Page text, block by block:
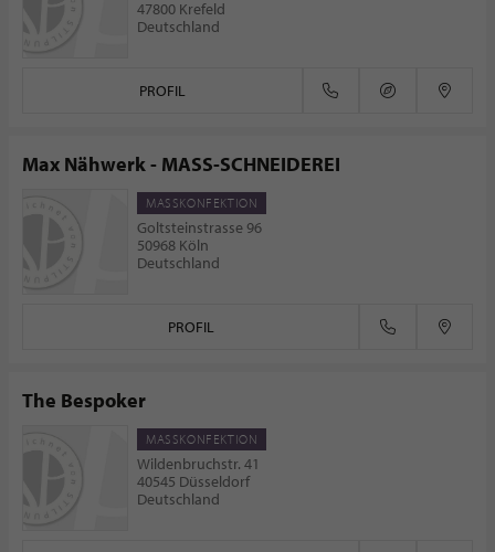
47800 Krefeld
Deutschland
PROFIL
Max Nähwerk - MASS-SCHNEIDEREI
MASSKONFEKTION
Goltsteinstrasse 96
50968 Köln
Deutschland
PROFIL
The Bespoker
MASSKONFEKTION
Wildenbruchstr. 41
40545 Düsseldorf
Deutschland